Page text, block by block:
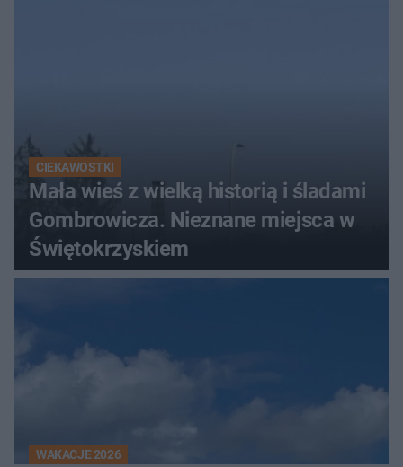
CIEKAWOSTKI
Mała wieś z wielką historią i śladami
Gombrowicza. Nieznane miejsca w
Świętokrzyskiem
WAKACJE 2026